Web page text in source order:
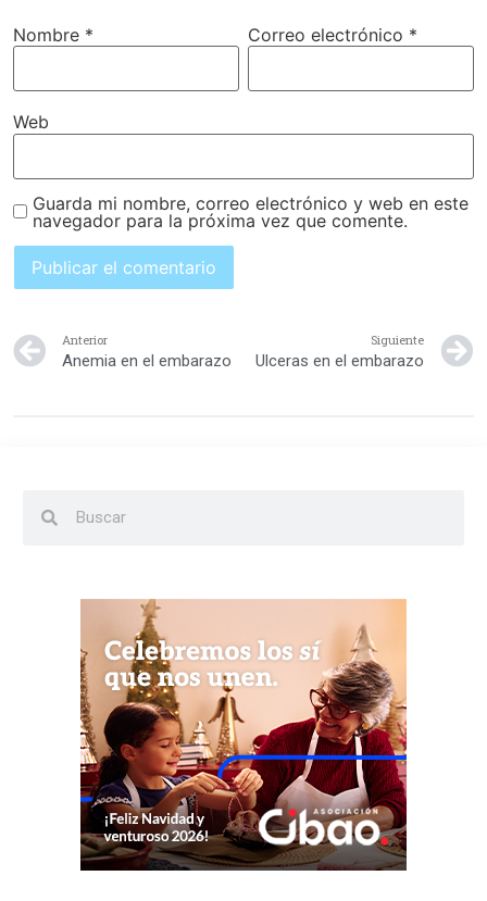
Nombre * Correo electrónico *
Web
Guarda mi nombre, correo electrónico y web en este
navegador para la próxima vez que comente.
Anterior
Anemia en el embarazo
Siguiente
Ulceras en el embarazo